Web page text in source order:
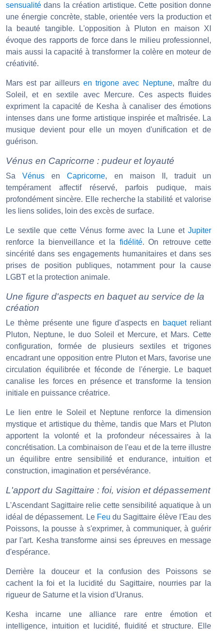
sensualité dans la création artistique. Cette position donne
une énergie concrète, stable, orientée vers la production et
la beauté tangible. L'opposition à Pluton en maison XI
évoque des rapports de force dans le milieu professionnel,
mais aussi la capacité à transformer la colère en moteur de
créativité.
Mars est par ailleurs en trigone avec Neptune, maître du
Soleil, et en sextile avec Mercure. Ces aspects fluides
expriment la capacité de Kesha à canaliser des émotions
intenses dans une forme artistique inspirée et maîtrisée. La
musique devient pour elle un moyen d'unification et de
guérison.
Vénus en Capricorne : pudeur et loyauté
SaVénus enCapricorne, en maison II, traduit un
tempérament affectif réservé, parfois pudique, mais
profondément sincère. Elle recherche la stabilité et valorise
les liens solides, loin des excès de surface.
Le sextile que cette Vénus forme avec la Lune et Jupiter
renforce la bienveillance et la fidélité. On retrouve cette
sincérité dans ses engagements humanitaires et dans ses
prises de position publiques, notamment pour la cause
LGBT et la protection animale.
Une figure d'aspects en baquet au service de la
création
Le thème présente une figure d'aspects en baquetreliant
Pluton, Neptune, le duo Soleil et Mercure, et Mars. Cette
configuration, formée de plusieurs sextiles et trigones
encadrant une opposition entre Pluton et Mars, favorise une
circulation équilibrée et féconde de l'énergie. Le baquet
canalise les forces en présence et transforme la tension
initiale en puissance créatrice.
Le lien entre le Soleil et Neptune renforce la dimension
mystique et artistique du thème, tandis que Mars et Pluton
apportent la volonté et la profondeur nécessaires à la
concrétisation. La combinaison de l'eau et de la terre illustre
un équilibre entre sensibilité et endurance, intuition et
construction, imagination et persévérance.
L'apport du Sagittaire : foi, vision et dépassement
L'Ascendant Sagittaire relie cette sensibilité aquatique à un
idéal de dépassement. Le Feu du Sagittaire élève l'Eau des
Poissons, la pousse à s'exprimer, à communiquer, à guérir
par l'art. Kesha transforme ainsi ses épreuves en message
d'espérance.
Derrière la douceur et la confusion des Poissons se
cachent la foi et la lucidité du Sagittaire, nourries par la
rigueur de Saturne et la vision d'Uranus.
Kesha incarne une alliance rare entre émotion et
intelligence, intuition et lucidité, fluidité et structure. Elle